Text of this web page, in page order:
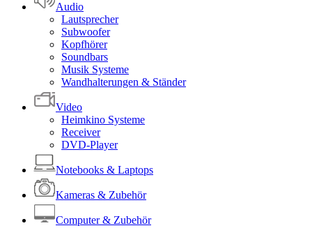
Audio
Lautsprecher
Subwoofer
Kopfhörer
Soundbars
Musik Systeme
Wandhalterungen & Ständer
Video
Heimkino Systeme
Receiver
DVD-Player
Notebooks & Laptops
Kameras & Zubehör
Computer & Zubehör